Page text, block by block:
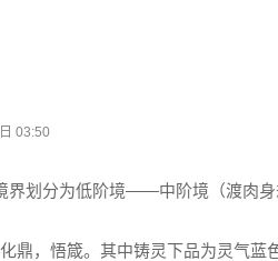
03:50
界划分为低阶境——中阶境（渡肉
鼎，悟箴。其中铸灵下品为灵气蓝